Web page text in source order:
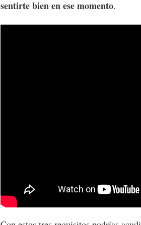
sentirte bien en ese momento.